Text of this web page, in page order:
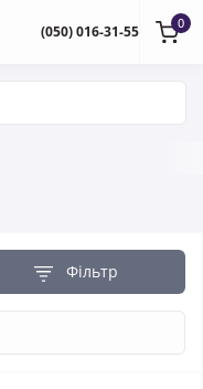
(050) 016-31-55 0
Фільтр